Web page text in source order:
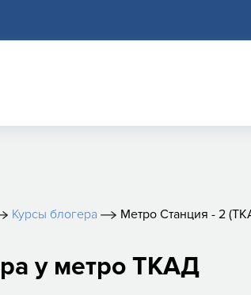
Курсы блогера Метро Станция - 2
у метро ТКАД